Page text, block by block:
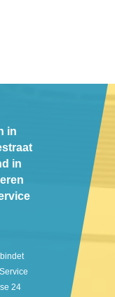
in
in
24